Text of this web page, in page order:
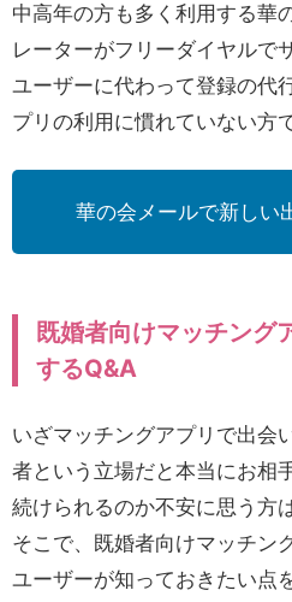
中高年の方も多く利用する華
レーターがフリーダイヤルで
ユーザーに代わって登録の代
プリの利用に慣れていない方
華の会メールで新しい
既婚者向けマッチング
するQ&A
いざマッチングアプリで出会
者という立場だと本当にお相
続けられるのか不安に思う方
そこで、既婚者向けマッチン
ユーザーが知っておきたい点